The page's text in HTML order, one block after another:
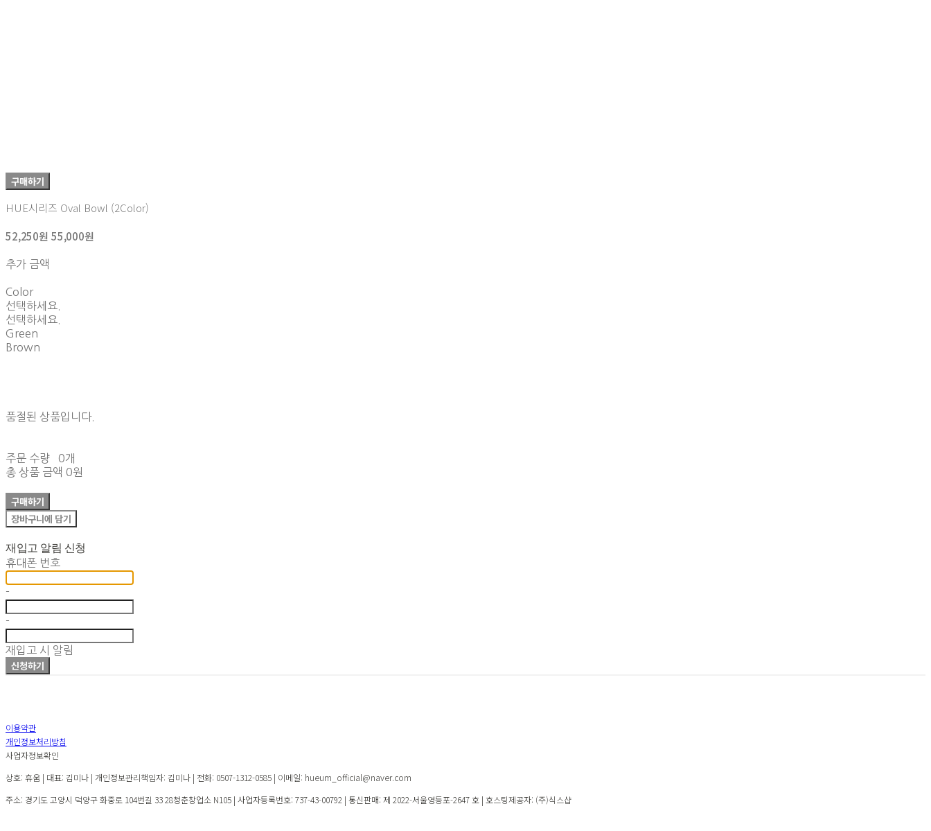
구매하기
HUE시리즈 Oval Bowl (2Color)
52,250원 55,000원
추가 금액
Color
선택하세요.
선택하세요.
Green
Brown
품절된 상품입니다.
주문 수량
0개
총 상품 금액 0원
구매하기
장바구니에 담기
재입고 알림 신청
휴대폰 번호
-
-
재입고 시 알림
신청하기
이용약관
개인정보처리방침
사업자정보확인
상호: 휴움 | 대표: 김미나 | 개인정보관리책임자: 김미나 | 전화: 0507-1312-0585 | 이메일: hueum_official@naver.com
주소: 경기도 고양시 덕양구 화중로 104번길 33 28청춘창업소 N105 | 사업자등록번호: 737-43-00792 | 통신판매: 제 2022-서울영등포-2647 호 | 호스팅제공자: (주)식스샵